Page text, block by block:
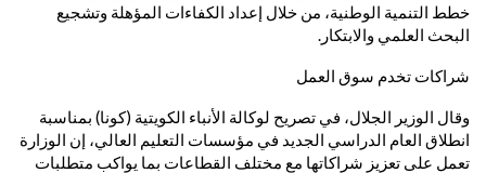
خطط التنمية الوطنية، من خلال إعداد الكفاءات المؤهلة وتشجيع
البحث العلمي والابتكار.
شراكات تخدم سوق العمل
وقال الوزير الجلال، في تصريح لوكالة الأنباء الكويتية (كونا) بمناسبة
انطلاق العام الدراسي الجديد في مؤسسات التعليم العالي، إن الوزارة
تعمل على تعزيز شراكاتها مع مختلف القطاعات بما يواكب متطلبات